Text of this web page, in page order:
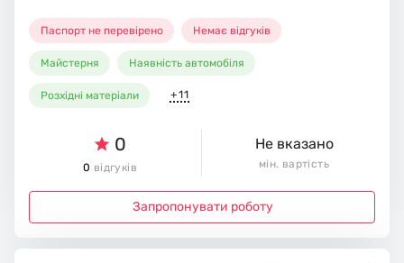
Паспорт не перевірено Немає відгуків
Майстерня Наявність автомобіля
Розхідні матеріали +11
0
0 відгуків
Не вказано
мін. вартість
Запропонувати роботу